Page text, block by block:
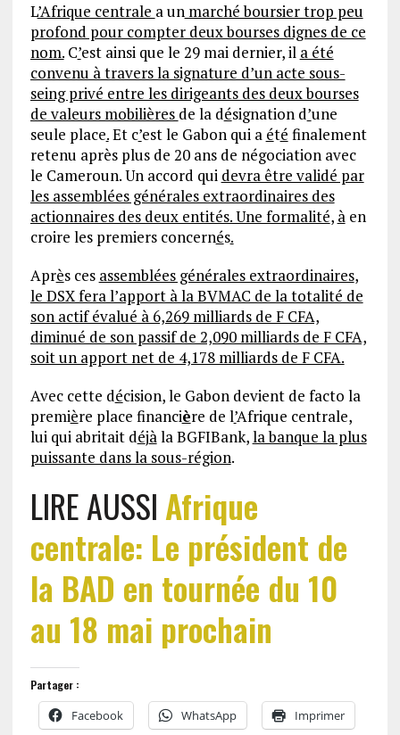
L’Afrique centrale a unmarché boursier trop peu
profond pour compter deux bourses dignes de ce
nom.C’est ainsi que le 29 mai dernier, il a été
convenu à travers la signature d’un acte sous-
seing privé entre les dirigeants des deux bourses
de valeurs mobilières de la désignation d’une
seule place.Et c’est le Gabon qui a été finalement
retenu après plus de 20 ans de négociation avec
le Cameroun. Un accord qui devra être validé par
les assemblées générales extraordinaires des
actionnaires des deux entités. Une formalité, àen
croire les premiers concernés.
Après ces assemblées générales extraordinaires,
le DSX fera l’apport à la BVMAC de la totalité de
son actif évalué à 6,269 milliards de F CFA,
diminué de son passif de 2,090 milliards de F CFA,
soit un apport net de 4,178 milliards de F CFA.
Avec cette décision, le Gabon devient de facto la
première place financière de l’Afrique centrale,
lui qui abritait déjàla BGFIBank,la banque la plus
puissante dans la sous-région.
LIRE AUSSI Afrique
centrale: Le président de
la BAD en tournée du 10
au 18 mai prochain
Partager :
Facebook WhatsApp Imprimer